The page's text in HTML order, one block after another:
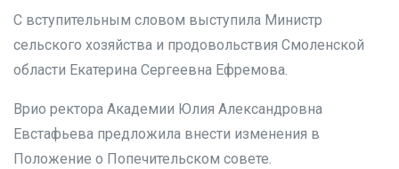
С вступительным словом выступила Министр
сельского хозяйства и продовольствия Смоленской
области Екатерина Сергеевна Ефремова.
Врио ректора Академии Юлия Александровна
Евстафьева предложила внести изменения в
Положение о Попечительском совете.